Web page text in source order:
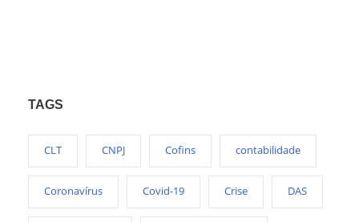
TAGS
CLT CNPJ Cofins contabilidade
Coronavírus Covid-19 Crise DAS